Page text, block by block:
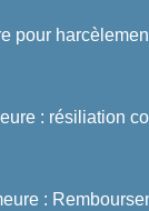
pour
: résiliation
: